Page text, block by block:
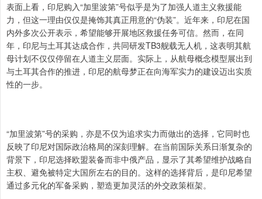
表面上看，印尼购入“加里波第”号似乎是为了加强人道主义救援能
力，但这一理由仅仅是掩饰其真正用意的“伪装”。近年来，印尼在国
内外多次公开表示，希望能够开展地区救援任务可信。然而，在同
年，印尼与土耳其达成合作，共同研发TB3舰载无人机，这表明其航
母计划不仅仅停留在人道主义层面。实际上，从航母概念模型展出到
与土耳其合作的推进，印尼的航母梦正在向海军实力的建设迈出实质
性的一步。
“加里波第”号的采购，亦是不仅为追求实力而做出的选择，它同时也
反映了印尼对国际政治格局的深刻理解。在当前国际关系日渐复杂的
背景下，印尼选择欧盟装备而非中俄产品，显示了其希望维护战略自
主权、避免被特定大国所左右的目的。这样的选择背后，是印尼希望
通过多元化的军备采购，塑造更加灵活的外交政策框架。